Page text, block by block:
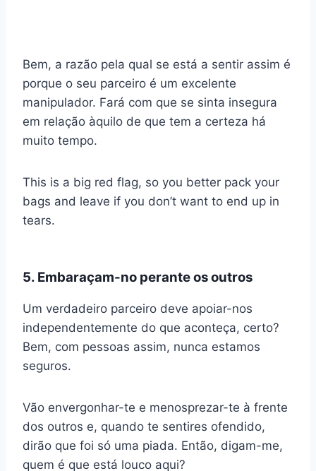
Bem, a razão pela qual se está a sentir assim é
porque o seu parceiro é um excelente
manipulador. Fará com que se sinta insegura
em relação àquilo de que tem a certeza há
muito tempo.
This is a big red flag, so you better pack your
bags and leave if you don’t want to end up in
tears.
5. Embaraçam-no perante os outros
Um verdadeiro parceiro deve apoiar-nos
independentemente do que aconteça, certo?
Bem, com pessoas assim, nunca estamos
seguros.
Vão envergonhar-te e menosprezar-te à frente
dos outros e, quando te sentires ofendido,
dirão que foi só uma piada. Então, digam-me,
quem é que está louco aqui?